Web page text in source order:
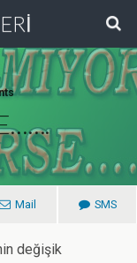
Mail SMS
değişik